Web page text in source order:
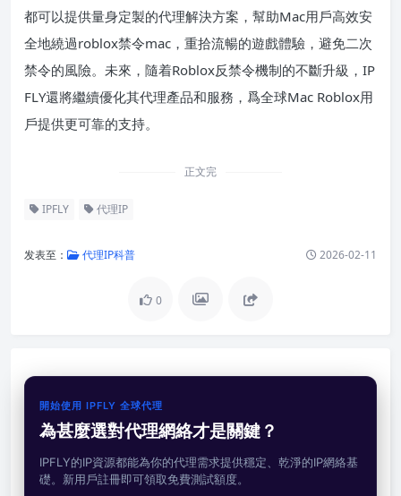
都可以提供量身定製的代理解決方案，幫助Mac用戶高效安
全地繞過roblox禁令mac，重拾流暢的遊戲體驗，避免二次
禁令的風險。未來，隨着Roblox反禁令機制的不斷升級，IP
FLY還將繼續優化其代理產品和服務，爲全球Mac Roblox用
戶提供更可靠的支持。
正文完
IPFLY 代理IP
发表至： 代理IP科普 2026-02-11
0
開始使用 IPFLY 全球代理
為甚麼選對代理網絡才是關鍵？
IPFLY的IP資源都能為你的代理需求提供穩定、乾淨的IP網絡基
礎。新用戶註冊即可領取免費測試額度。